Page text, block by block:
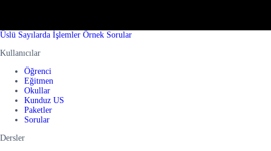
Üslü Sayılarda İşlemler Örnek Sorular
Kullanıcılar
Öğrenci
Eğitmen
Okullar
Kunduz US
Paketler
Sorular
Dersler